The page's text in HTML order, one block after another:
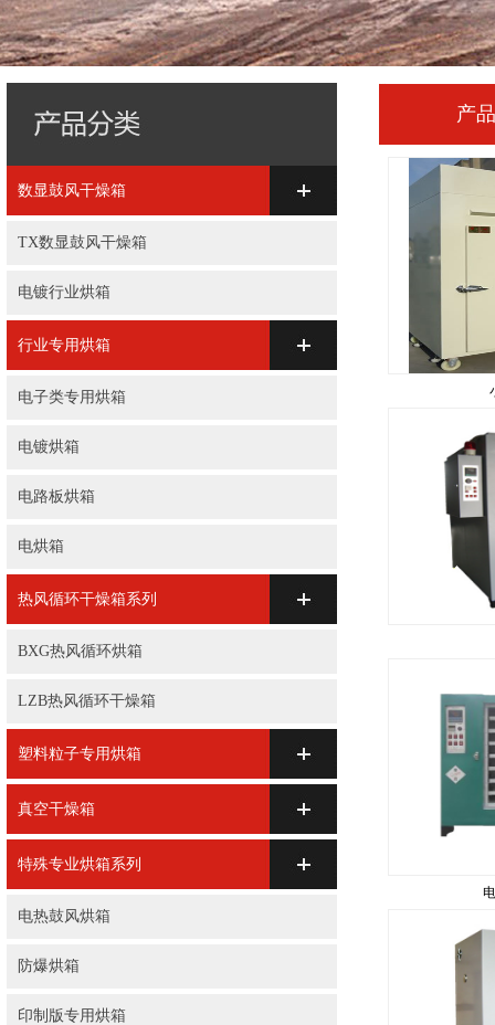
数显鼓风干燥箱
TX数显鼓风干燥箱
电镀行业烘箱
行业专用烘箱
电子类专用烘箱
电镀烘箱
电路板烘箱
电烘箱
热风循环干燥箱系列
BXG热风循环烘箱
LZB热风循环干燥箱
塑料粒子专用烘箱
真空干燥箱
特殊专业烘箱系列
电热鼓风烘箱
防爆烘箱
印制版专用烘箱
产